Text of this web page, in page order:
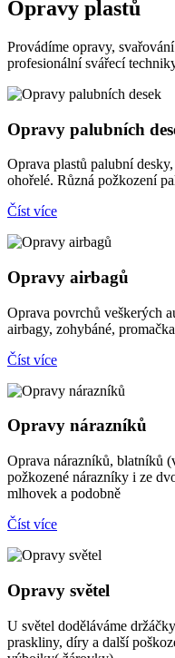
Opravy plastů
Provádíme opravy,
profesionální svářecí
Opravy palubních
Oprava plastů palubní
ohořelé. Různá požkození
Číst více
Opravy airbagů
Oprava povrchů veškerých
airbagy, zohybáné,
Číst více
Opravy nárazníků
Oprava nárazníků, blatníků
požkozené nárazníky i ze
mlhovek a podobně
Číst více
Opravy světel
U světel doděláváme
praskliny, díry a další